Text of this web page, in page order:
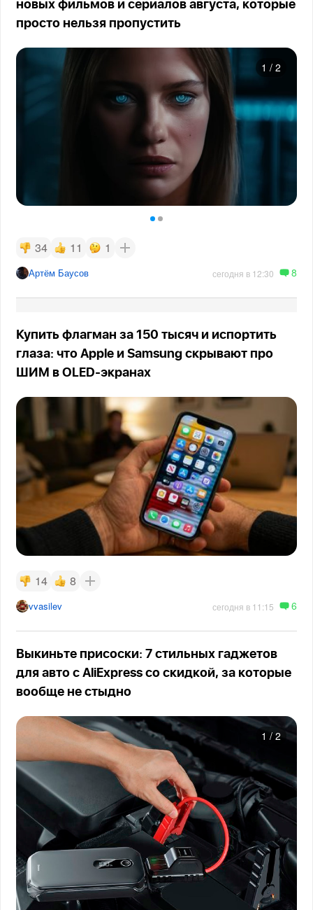
новых фильмов и сериалов августа, которые
просто нельзя пропустить
1 / 2
34 11 1
Артём Баусов сегодня в 12:30 8
Купить флагман за 150 тысяч и испортить
глаза: что Apple и Samsung скрывают про
ШИМ в OLED-экранах
14 8
vvasilev сегодня в 11:15 6
Выкиньте присоски: 7 стильных гаджетов
для авто с AliExpress со скидкой, за которые
вообще не стыдно
1 / 2